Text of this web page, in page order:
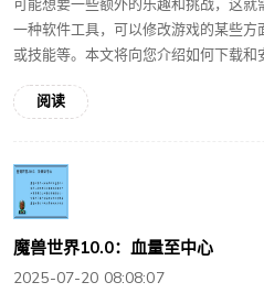
可能想要一些额外的乐趣和挑战，这
一种软件工具，可以修改游戏的某些
或技能等。本文将向您介绍如何下载和
阅读
魔兽世界10.0：血量至中心
2025-07-20 08:08:07